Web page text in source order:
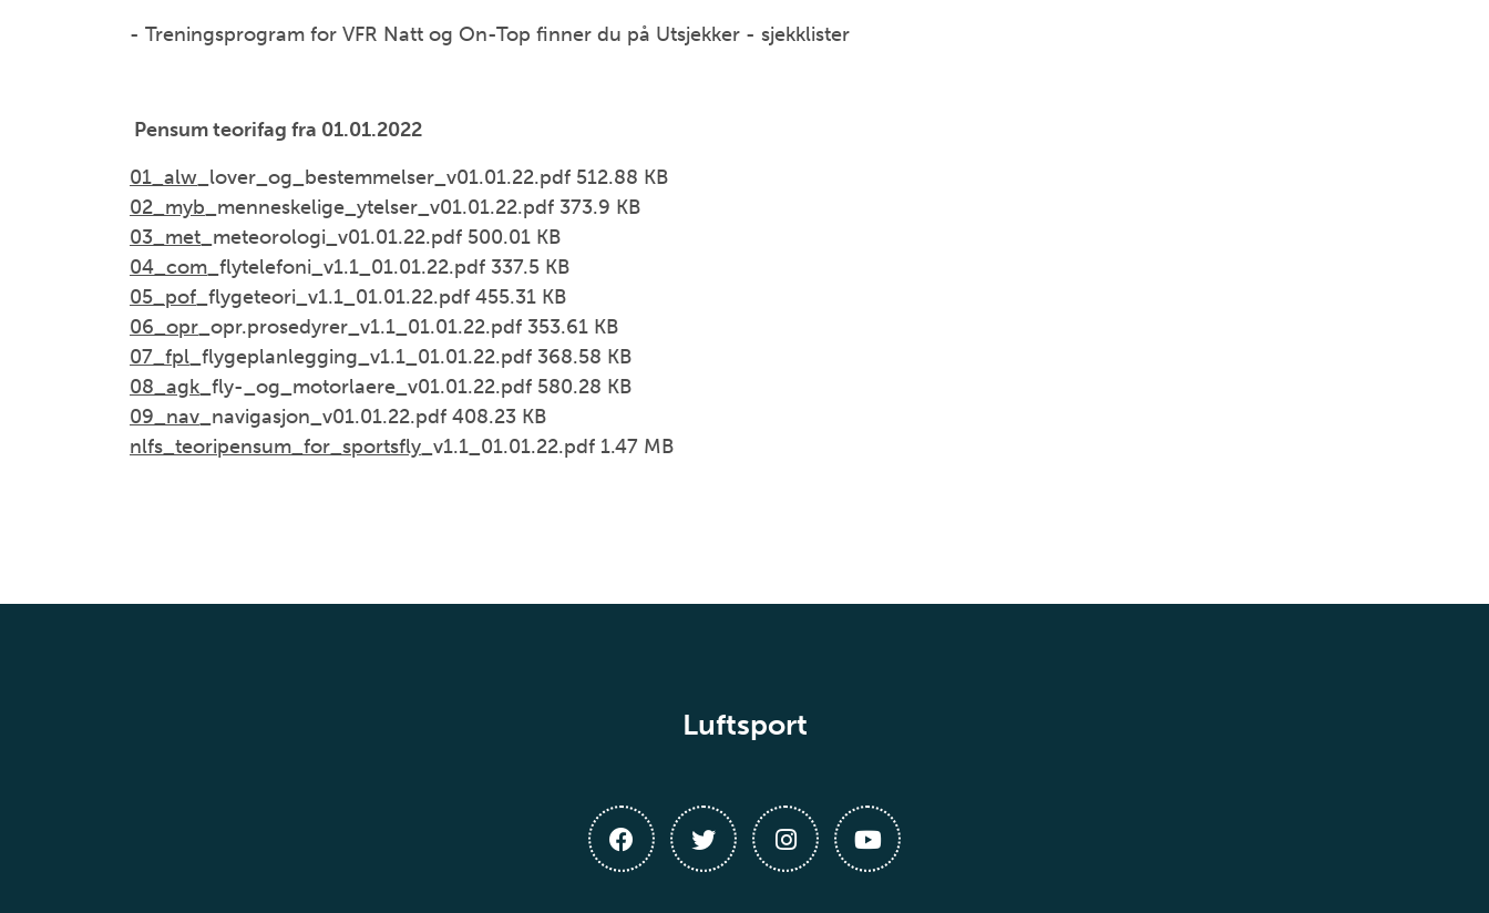
- Treningsprogram for VFR Natt og On-Top finner du på Utsjekker - sjekklister
Pensum teorifag fra 01.01.2022
01_alw _lover_og_bestemmelser_v01.01.22.pdf 512.88 KB
02_myb _menneskelige_ytelser_v01.01.22.pdf 373.9 KB
03_met _meteorologi_v01.01.22.pdf 500.01 KB
04_com _flytelefoni_v1.1_01.01.22.pdf 337.5 KB
05_pof _flygeteori_v1.1_01.01.22.pdf 455.31 KB
06_opr _opr.prosedyrer_v1.1_01.01.22.pdf 353.61 KB
07_fpl _flygeplanlegging_v1.1_01.01.22.pdf 368.58 KB
08_agk _fly-_og_motorlaere_v01.01.22.pdf 580.28 KB
09_nav _navigasjon_v01.01.22.pdf 408.23 KB
nlfs_teoripensum_for_sportsfly _v1.1_01.01.22.pdf 1.47 MB
Luftsport